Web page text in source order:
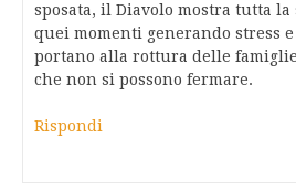
sposata, il Diavolo mostra tutta
quei momenti generando stress
portano alla rottura delle
che non si possono fermare.
Rispondi